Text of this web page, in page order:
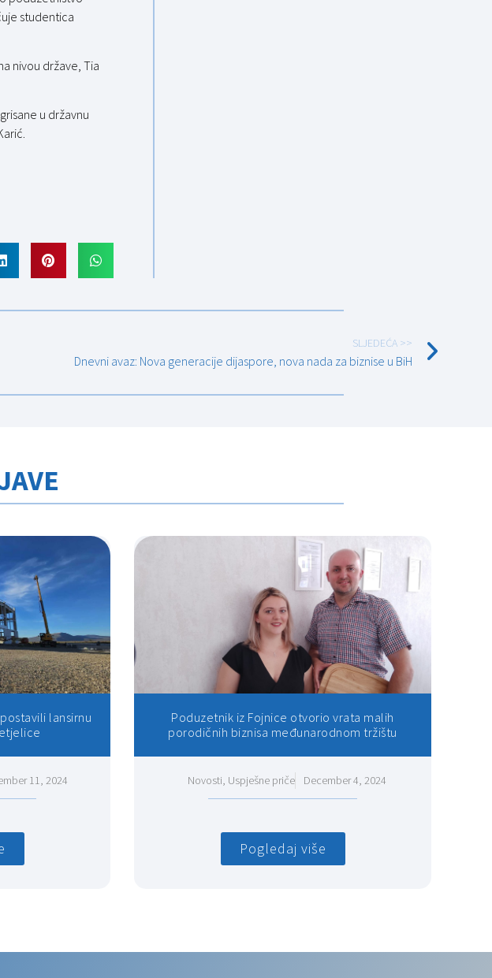
studentica
nivou države, Tia
u državnu
SLJEDEĆA >>
Dnevni avaz: Nova generacije dijaspore, nova nada za biznise u BiH
lansirnu
11, 2024
Poduzetnik iz Fojnice otvorio vrata malih
porodičnih biznisa međunarodnom tržištu
Novosti, Uspješne priče December 4, 2024
Pogledaj više